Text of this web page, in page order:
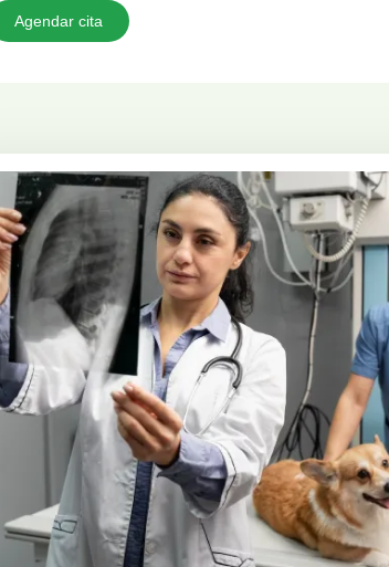
Agendar cita